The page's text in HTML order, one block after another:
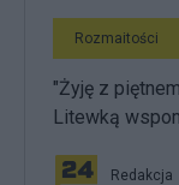
Rozmaitości
"Żyję z
Litewką
Redakcja